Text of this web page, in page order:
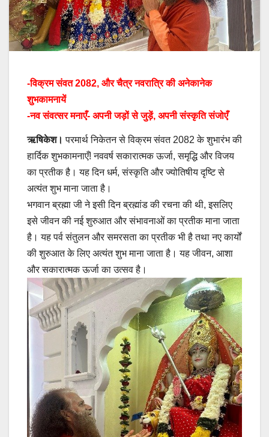
-विक्रम संवत 2082, और चैत्र नवरात्रि की अनेकानेक
शुभकामनायें
-नव संवत्सर मनाएँ- अपनी जड़ों से जुड़ें, अपनी संस्कृति संजोएँ
ऋषिकेश। परमार्थ निकेतन से विक्रम संवत 2082 के शुभारंभ की
हार्दिक शुभकामनाएँ! नववर्ष सकारात्मक ऊर्जा, समृद्धि और विजय
का प्रतीक है। यह दिन धर्म, संस्कृति और ज्योतिषीय दृष्टि से
अत्यंत शुभ माना जाता है।
भगवान ब्रह्मा जी ने इसी दिन ब्रह्मांड की रचना की थी, इसलिए
इसे जीवन की नई शुरुआत और संभावनाओं का प्रतीक माना जाता
है। यह पर्व संतुलन और समरसता का प्रतीक भी है तथा नए कार्यों
की शुरुआत के लिए अत्यंत शुभ माना जाता है। यह जीवन, आशा
और सकारात्मक ऊर्जा का उत्सव है।